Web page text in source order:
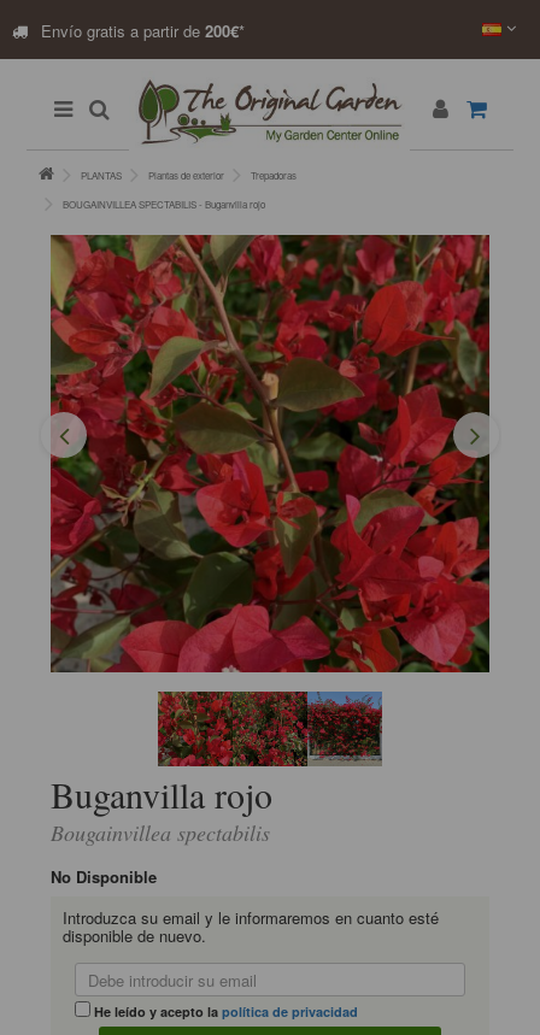
Envío gratis a partir de 200€*
PLANTAS Plantas de exterior Trepadoras
BOUGAINVILLEA SPECTABILIS - Buganvilla rojo
Buganvilla rojo
Bougainvillea spectabilis
No Disponible
Introduzca su email y le informaremos en cuanto esté
disponible de nuevo.
He leído y acepto lapolítica de privacidad